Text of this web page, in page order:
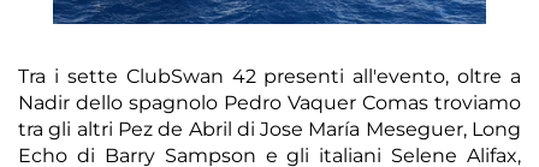
Tra i sette ClubSwan 42 presenti all'evento, oltre a
Nadir dello spagnolo Pedro Vaquer Comas troviamo
tra gli altri Pez de Abril di Jose María Meseguer, Long
Echo di Barry Sampson e gli italiani Selene Alifax,